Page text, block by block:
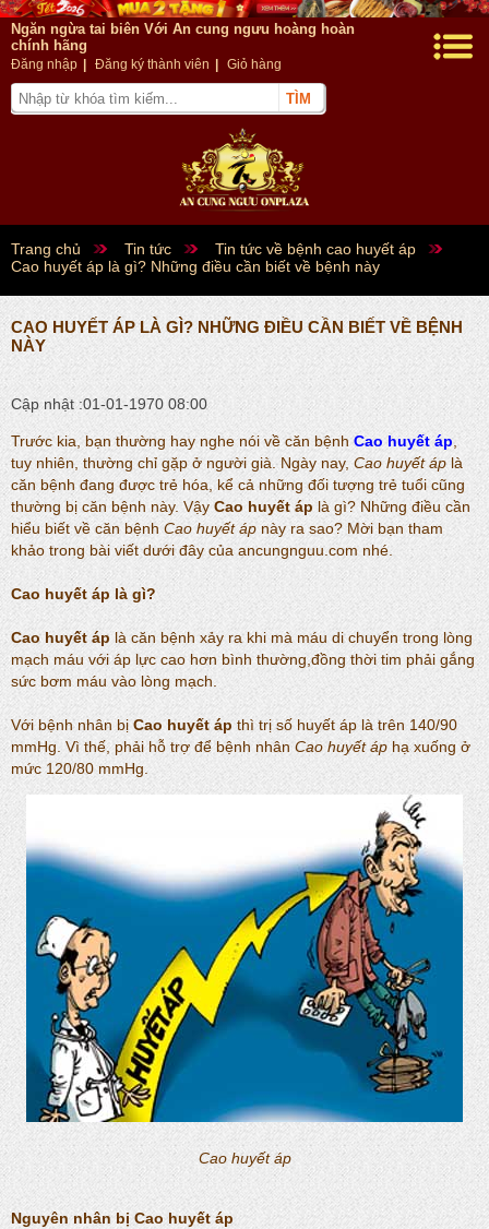
Ngăn ngừa tai biên Với An cung ngưu hoàng hoàn
chính hãng
Đăng nhập Đăng ký thành viên Giỏ hàng
Trang chủ Tin tức
Tin tức về bệnh cao huyết áp
Cao huyết áp là gì? Những điều cần biết về bệnh này
CAO HUYẾT ÁP LÀ GÌ? NHỮNG ĐIỀU CẦN BIẾT VỀ BỆNH
NÀY
Cập nhật :01-01-1970 08:00
Trước kia, bạn thường hay nghe nói về căn bệnh Cao huyết áp,
tuy nhiên, thường chỉ gặp ở người già. Ngày nay, Cao huyết áplà
căn bệnh đang được trẻ hóa, kể cả những đối tượng trẻ tuổi cũng
thường bị căn bệnh này. Vậy Cao huyết áp là gì? Những điều cần
hiểu biết về căn bệnh Cao huyết áp này ra sao? Mời bạn tham
khảo trong bài viết dưới đây của ancungnguu.com nhé.
Cao huyết áp là gì?
Cao huyết áp là căn bệnh xảy ra khi mà máu di chuyển trong lòng
mạch máu với áp lực cao hơn bình thường,đồng thời tim phải gắng
sức bơm máu vào lòng mạch.
Với bệnh nhân bị Cao huyết áp thì trị số huyết áp là trên 140/90
mmHg. Vì thế, phải hỗ trợ để bệnh nhân Cao huyết áp hạ xuống ở
mức 120/80 mmHg.
Cao huyết áp
Nguyên nhân bị Cao huyết áp